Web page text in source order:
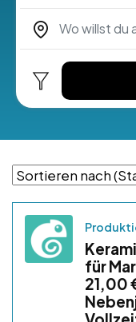
für
21,00